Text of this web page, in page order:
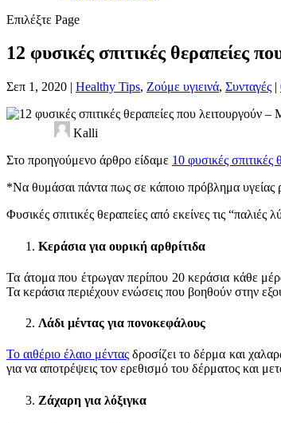
Επιλέξτε Page
12 φυσικές σπιτικές θεραπείες
Σεπ 1, 2020 | Healthy Tips, Ζούμε υγιεινά, Συνταγές |
Kalli
Στο προηγούμενο άρθρο είδαμε 10 φυσικές σπιτικές
*Να θυμάσαι πάντα πως σε κάποιο πρόβλημα υγείας
Φυσικές σπιτικές θεραπείες από εκείνες τις “παλιές
Κεράσια για ουρική αρθρίτιδα
Τα άτομα που έτρωγαν περίπου 20 κεράσια κάθε
Τα κεράσια περιέχουν ενώσεις που βοηθούν στην
Λάδι μέντας για πονοκεφάλους
Το αιθέριο έλαιο μέντας δροσίζει το δέρμα και
για να αποτρέψεις τον ερεθισμό του δέρματος και
Ζάχαρη για λόξιγκα